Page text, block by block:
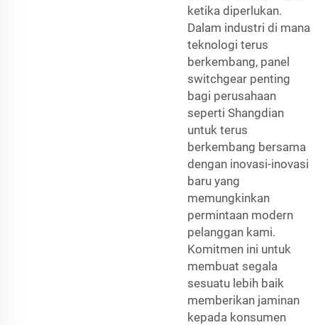
ketika diperlukan.
Dalam industri di mana
teknologi terus
berkembang, panel
switchgear penting
bagi perusahaan
seperti Shangdian
untuk terus
berkembang bersama
dengan inovasi-inovasi
baru yang
memungkinkan
permintaan modern
pelanggan kami.
Komitmen ini untuk
membuat segala
sesuatu lebih baik
memberikan jaminan
kepada konsumen